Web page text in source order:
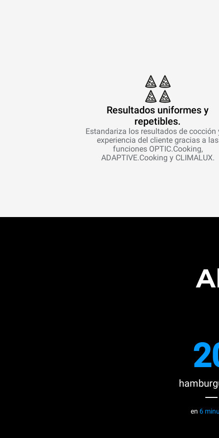
Resultados uniformes y
repetibles.
Estandariza los resultados de cocción
experiencia del cliente gracias a las
funciones OPTIC.Cooking,
ADAPTIVE.Cooking y CLIMALUX.
en 6